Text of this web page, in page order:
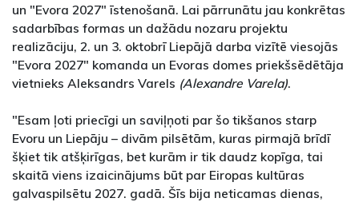
un "Evora 2027" īstenošanā. Lai pārrunātu jau konkrētas
sadarbības formas un dažādu nozaru projektu
realizāciju, 2. un 3. oktobrī Liepājā darba vizītē viesojās
"Evora 2027" komanda un Evoras domes priekšsēdētāja
vietnieks Aleksandrs Varels (Alexandre Varela).
"Esam ļoti priecīgi un saviļņoti par šo tikšanos starp
Evoru un Liepāju – divām pilsētām, kuras pirmajā brīdī
šķiet tik atšķirīgas, bet kurām ir tik daudz kopīga, tai
skaitā viens izaicinājums būt par Eiropas kultūras
galvaspilsētu 2027. gadā. Šīs bija neticamas dienas,